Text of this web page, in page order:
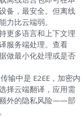
备，最安全。但离线
力比云端弱。
更多语言和上下文理
服务端处理。查看
做最小化处理或是否
输中是 E2EE，加密内
择云端翻译，应用需
外的隐私风险——部